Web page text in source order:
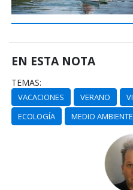
EN ESTA NOTA
TEMAS:
VACACIONES VERANO
ECOLOGÍA
MEDIO AMBIENTE